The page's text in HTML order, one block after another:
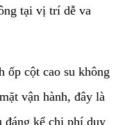
tại vị trí dễ va
ốp cột cao su không
vận hành, đây là
đáng kể chi phí duy